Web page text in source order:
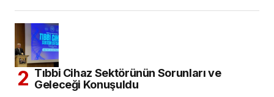
Tıbbi Cihaz Sektörünün Sorunları ve
Geleceği Konuşuldu